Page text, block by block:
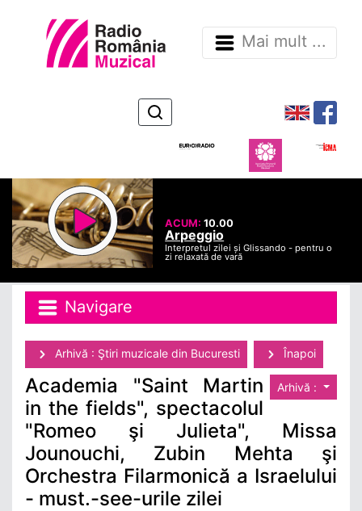
Mai mult ...
ACUM:10.00
Arpeggio
Interpretul zilei și Glissando - pentru o
zi relaxată de vară
Navigare
Arhivă : Ştiri muzicale din Bucuresti Înapoi
Arhivă :
Academia "Saint Martin
in the fields", spectacolul
"Romeo şi Julieta", Missa
Jounouchi, Zubin Mehta şi
Orchestra Filarmonică a Israelului
- must.-see-urile zilei